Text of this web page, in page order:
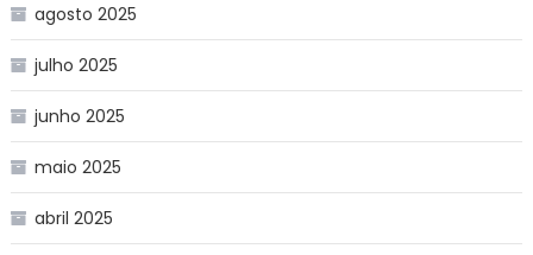
agosto 2025
julho 2025
junho 2025
maio 2025
abril 2025